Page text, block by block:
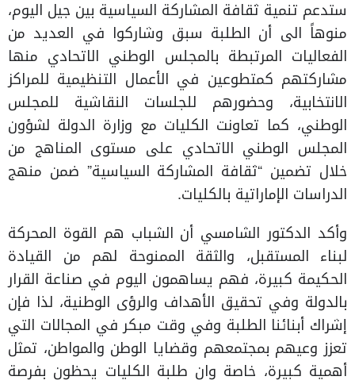
ستدعم تنمية ثقافة المشاركة السياسية بين جيل اليوم،
منوهاً الى أن الطلبة سبق وشاركوا في العديد من
الفعاليات المرتبطة بالمجلس الوطني الاتحادي منها
مشاركتهم كمتطوعين في الأعمال التنظيمية للمراكز
الانتخابية، وحضورهم للجلسات النقاشية للمجلس
الوطني، كما تعاونت الكليات مع وزارة الدولة لشؤون
المجلس الوطني الاتحادي على مستوى المناهج من
خلال تضمين “ثقافة المشاركة السياسية” ضمن منهج
الدراسات الإماراتية بالكليات.
وأكد الدكتور الشامسي أن الشباب هم القوة المحركة
لبناء المستقبل، والثقة الممنوحة لهم من القيادة
الحكيمة كبيرة، فهم يساهمون اليوم في صناعة القرار
بالدولة وفي تحقيق الأهداف والرؤى الوطنية، لذا فإن
إشراك أبنائنا الطلبة وفي وقت مبكر في المجالات التي
تعزز وعيهم بمجتمعهم وقضايا الوطن والمواطن، تمثل
أهمية كبيرة، خاصة وان طلبة الكليات يحظون بفرصة